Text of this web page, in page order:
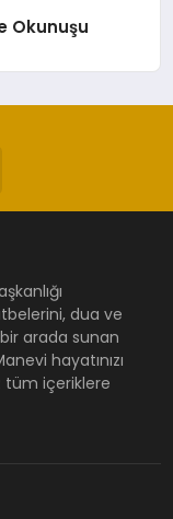
Okunuşu
dua ve
arada sunan
hayatınızı
tüm içeriklere